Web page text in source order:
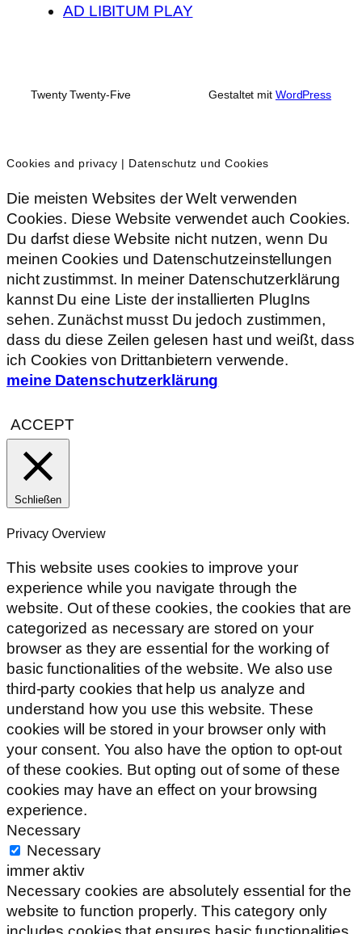
AD LIBITUM PLAY
Twenty Twenty-Five Gestaltet mit WordPress
Cookies and privacy | Datenschutz und Cookies
Die meisten Websites der Welt verwenden
Cookies. Diese Website verwendet auch Cookies.
Du darfst diese Website nicht nutzen, wenn Du
meinen Cookies und Datenschutzeinstellungen
nicht zustimmst. In meiner Datenschutzerklärung
kannst Du eine Liste der installierten PlugIns
sehen. Zunächst musst Du jedoch zustimmen,
dass du diese Zeilen gelesen hast und weißt, dass
ich Cookies von Drittanbietern verwende.
meine Datenschutzerklärung
ACCEPT
Schließen
Privacy Overview
This website uses cookies to improve your
experience while you navigate through the
website. Out of these cookies, the cookies that are
categorized as necessary are stored on your
browser as they are essential for the working of
basic functionalities of the website. We also use
third-party cookies that help us analyze and
understand how you use this website. These
cookies will be stored in your browser only with
your consent. You also have the option to opt-out
of these cookies. But opting out of some of these
cookies may have an effect on your browsing
experience.
Necessary
Necessary
immer aktiv
Necessary cookies are absolutely essential for the
website to function properly. This category only